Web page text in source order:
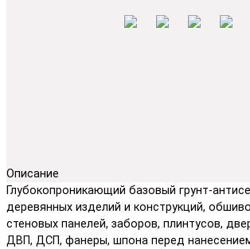
Описание
Глубокопроникающий базовый грунт-
деревянных изделий и конструкций,
стеновых панелей, заборов, плинтусов,
ДВП, ДСП, фанеры, шпона перед